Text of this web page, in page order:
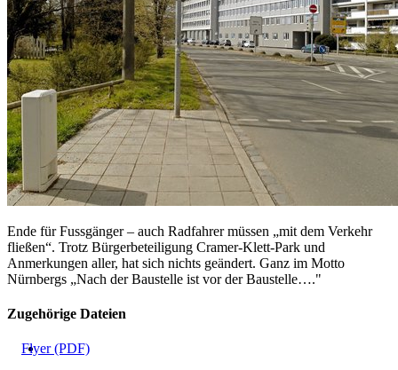
Ende für Fussgänger – auch Radfahrer müssen „mit dem Verkehr
fließen“. Trotz Bürgerbeteiligung Cramer-Klett-Park und
Anmerkungen aller, hat sich nichts geändert. Ganz im Motto
Nürnbergs „Nach der Baustelle ist vor der Baustelle…."
Zugehörige Dateien
Flyer (PDF)